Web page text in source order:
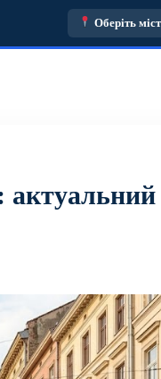
Оберіть
актуальний